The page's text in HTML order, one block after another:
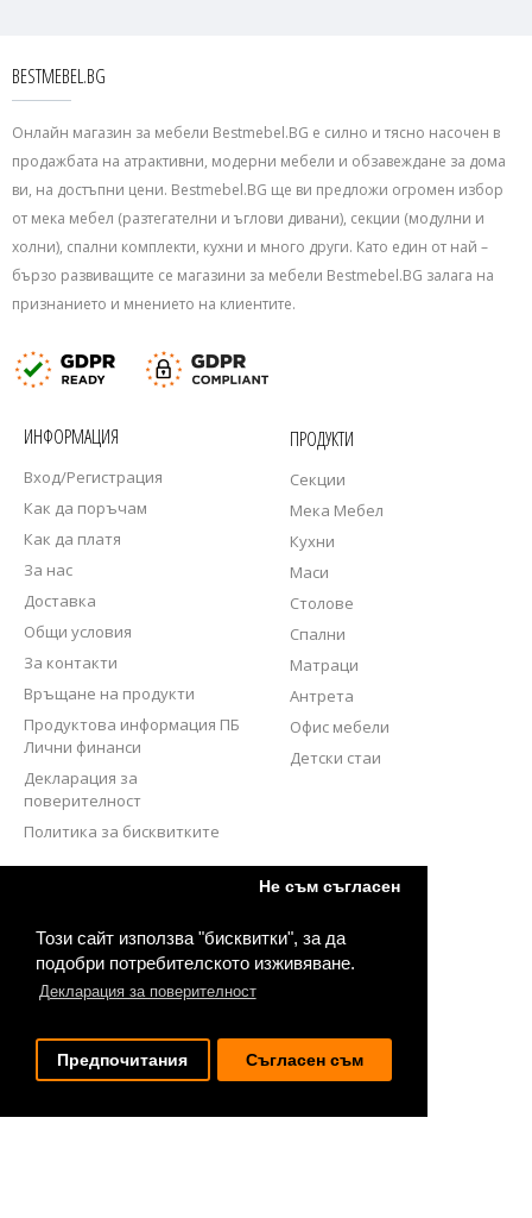
Този сайт използва "бисквитки", за да
подобри потребителското изживяване.
Декларация за поверителност
Не съм съгласен
Предпочитания Съгласен съм
BESTMEBEL.BG
Онлайн магазин за мебели Bestmebel.BG е силно и тясно насочен в
продажбата на атрактивни, модерни мебели и обзавеждане за дома
ви, на достъпни цени. Bestmebel.BG ще ви предложи огромен избор
от мека мебел (разтегателни и ъглови дивани), секции (модулни и
холни), спални комплекти, кухни и много други. Като един от най –
бързо развиващите се магазини за мебели Bestmebel.BG залага на
признанието и мнението на клиентите.
ИНФОРМАЦИЯ
Вход/Регистрация
Как да поръчам
Как да платя
За нас
Доставка
Общи условия
За контакти
Връщане на продукти
Продуктова информация ПБ
Лични финанси
Декларация за
поверителност
Политика за бисквитките
ПРОДУКТИ
Секции
Мека Мебел
Кухни
Маси
Столове
Спални
Матраци
Антрета
Офис мебели
Детски стаи